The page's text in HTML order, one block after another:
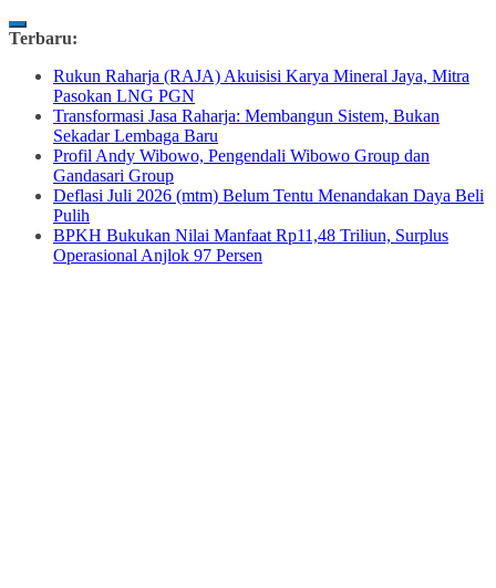
Skip
content
Terbaru:
Rukun Raharja (RAJA) Akuisisi Karya Mineral Jaya, Mitra
Pasokan LNG PGN
Transformasi Jasa Raharja: Membangun Sistem, Bukan
Sekadar Lembaga Baru
Profil Andy Wibowo, Pengendali Wibowo Group dan
Gandasari Group
Deflasi Juli 2026 (mtm) Belum Tentu Menandakan Daya Beli
Pulih
BPKH Bukukan Nilai Manfaat Rp11,48 Triliun, Surplus
Operasional Anjlok 97 Persen